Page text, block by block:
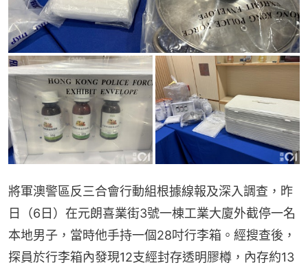
將軍澳警區反三合會行動組根據線報及深入調查，昨
日（6日）在元朗喜業街3號一棟工業大廈外截停一名
本地男子，當時他手持一個28吋行李箱。經搜查後，
探員於行李箱內發現12支經封存透明膠樽，內存約13